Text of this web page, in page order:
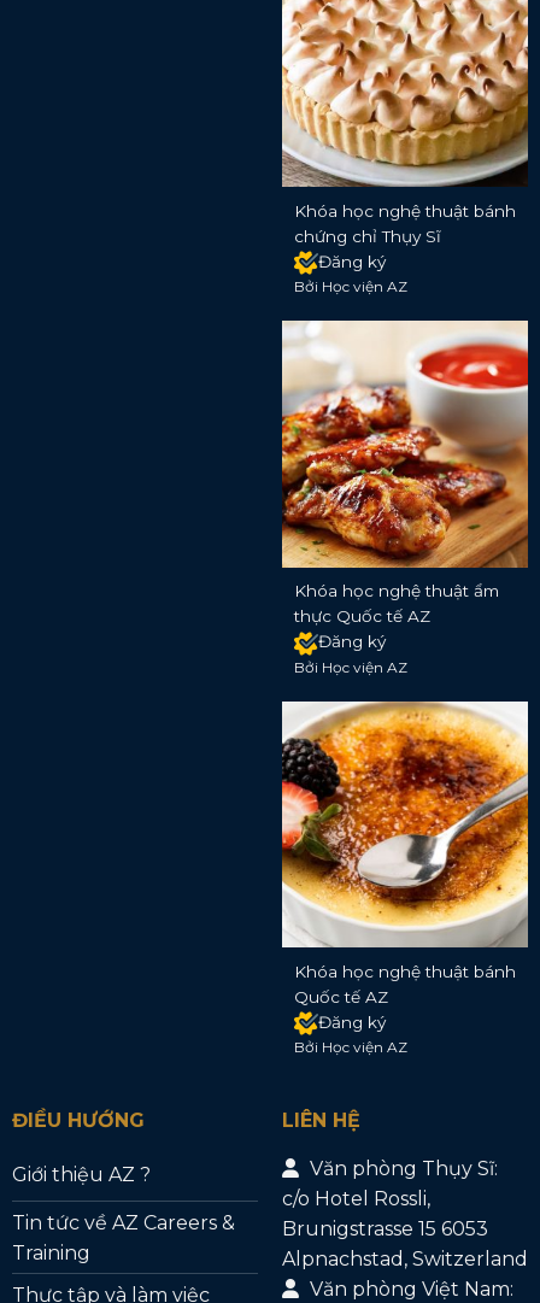
Khóa học nghệ thuật bánh
chứng chỉ Thụy Sĩ
Đăng ký
Bởi Học viện AZ
Khóa học nghệ thuật ẩm
thực Quốc tế AZ
Đăng ký
Bởi Học viện AZ
Khóa học nghệ thuật bánh
Quốc tế AZ
Đăng ký
Bởi Học viện AZ
ĐIỀU HƯỚNG
Giới thiệu AZ ?
Tin tức về AZ Careers &
Training
Thực tập và làm việc
LIÊN HỆ
Văn phòng Thụy Sĩ:
c/o Hotel Rossli,
Brunigstrasse 15 6053
Alpnachstad, Switzerland
Văn phòng Việt Nam: